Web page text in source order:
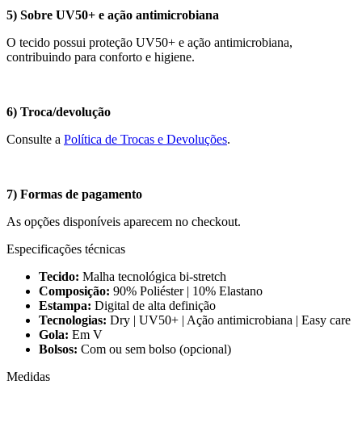
5) Sobre UV50+ e ação antimicrobiana
O tecido possui proteção UV50+ e ação antimicrobiana,
contribuindo para conforto e higiene.
6) Troca/devolução
Consulte a Política de Trocas e Devoluções.
7) Formas de pagamento
As opções disponíveis aparecem no checkout.
Especificações técnicas
Tecido: Malha tecnológica bi-stretch
Composição: 90% Poliéster | 10% Elastano
Estampa: Digital de alta definição
Tecnologias: Dry | UV50+ | Ação antimicrobiana | Easy care
Gola: Em V
Bolsos: Com ou sem bolso (opcional)
Medidas